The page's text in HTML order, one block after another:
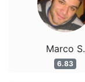
Marco S.
6.83